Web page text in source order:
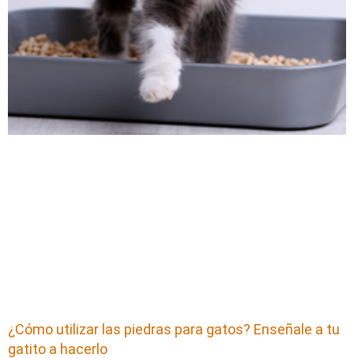
¿Cómo utilizar las piedras para gatos? Enseñale a tu
gatito a hacerlo